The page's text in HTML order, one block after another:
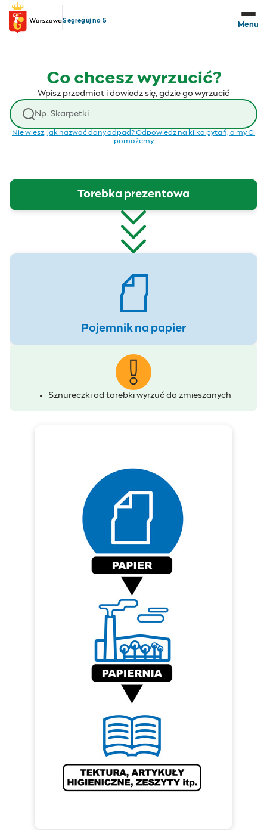
Przejdź do treści
Segreguj na 5
Menu
Co chcesz wyrzucić?
Wpisz przedmiot i dowiedz się, gdzie go wyrzucić
Wyszukaj odpad
Nie wiesz, jak nazwać dany odpad? Odpowiedz na kilka pytań, a my Ci
pomożemy
Torebka prezentowa
Pojemnik na papier
Sznureczki od torebki wyrzuć do zmieszanych